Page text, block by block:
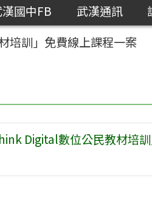
國中FB 武漢通訊
培訓」免費線上課程一案
Digital數位公民教材培